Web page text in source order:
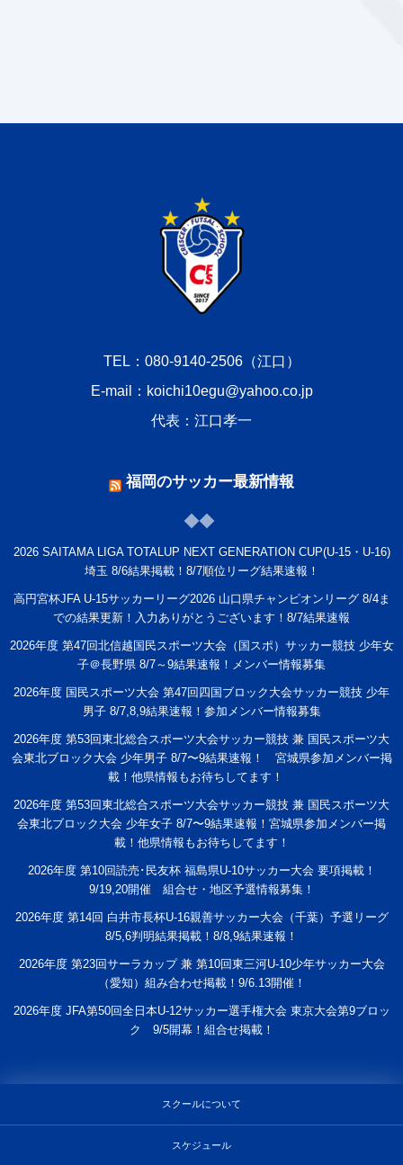
TEL：080-9140-2506（江口）
E-mail：koichi10egu@yahoo.co.jp
代表：江口孝一
福岡のサッカー最新情報
2026 SAITAMA LIGA TOTALUP NEXT GENERATION CUP(U-15・U-16)
埼玉 8/6結果掲載！8/7順位リーグ結果速報！
高円宮杯JFA U-15サッカーリーグ2026 山口県チャンピオンリーグ 8/4ま
での結果更新！入力ありがとうございます！8/7結果速報
2026年度 第47回北信越国民スポーツ大会（国スポ）サッカー競技 少年女
子＠長野県 8/7～9結果速報！メンバー情報募集
2026年度 国民スポーツ大会 第47回四国ブロック大会サッカー競技 少年
男子 8/7,8,9結果速報！参加メンバー情報募集
2026年度 第53回東北総合スポーツ大会サッカー競技 兼 国民スポーツ大
会東北ブロック大会 少年男子 8/7〜9結果速報！ 宮城県参加メンバー掲
載！他県情報もお待ちしてます！
2026年度 第53回東北総合スポーツ大会サッカー競技 兼 国民スポーツ大
会東北ブロック大会 少年女子 8/7〜9結果速報！宮城県参加メンバー掲
載！他県情報もお待ちしてます！
2026年度 第10回読売･民友杯 福島県U-10サッカー大会 要項掲載！
9/19,20開催 組合せ・地区予選情報募集！
2026年度 第14回 白井市長杯U-16親善サッカー大会（千葉）予選リーグ
8/5,6判明結果掲載！8/8,9結果速報！
2026年度 第23回サーラカップ 兼 第10回東三河U-10少年サッカー大会
（愛知）組み合わせ掲載！9/6.13開催！
2026年度 JFA第50回全日本U-12サッカー選手権大会 東京大会第9ブロッ
ク 9/5開幕！組合せ掲載！
スクールについて
スケジュール